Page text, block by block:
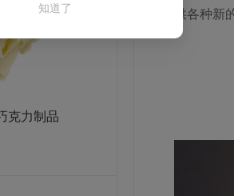
克力制品
供各种
都将为您
知道了